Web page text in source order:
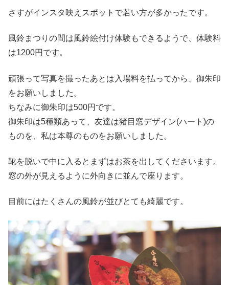
さすがインスタ映えスポットで若い方が多かったです。
風鈴まつりの間は風鈴絵付け体験もできるようで、体験料
は1200円です。
頑張って写真を撮ったあとは入場料を払ってから、御朱印
をお願いしました。
ちなみに御朱印は500円です。
御朱印は5種類あって、友達は猪目窓デザイン(ハート)の
ものを、私は本尊のものをお願いしました。
靴を脱いで中に入るとまずはお茶を出してくださいます。
窓の外が見えるように外向きに並んで座ります。
目前にはたくさんの風鈴が並びとても綺麗です。